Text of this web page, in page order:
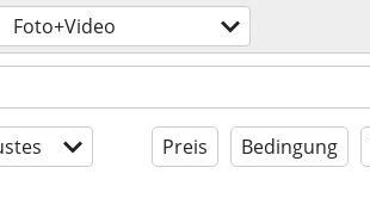
Foto+Video
Preis Bedingung